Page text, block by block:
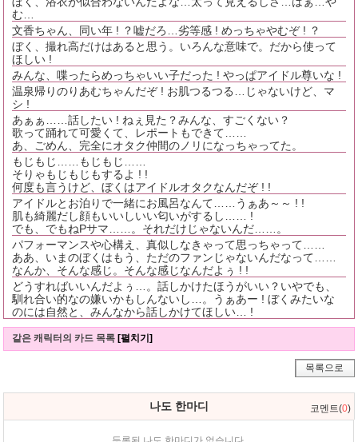
む…
文香ちゃん、同い年 ! ？嘘だろ…劣等感 ! めっちゃやむぞ ! ？
ぼく、撮れ高だけはあると思う。いろんな意味で。だから使って
ほしい !
みんな、喋ったらめっちゃいい子だった ! やっぱアイドル尊いな !
温泉帰りのりあむちゃんだぞ ! お肌つるつる…じゃないけど、マ
シ !
あぁぁ……話したい ! ねぇ見た？みんな、すごくない？
歌って踊れて可愛くて、レポートもできて……
あ、ごめん、完全にオタク仲間のノリになっちゃってた。
もじもじ……もじもじ……
そりゃもじもじもするよ ! !
何度も言うけど、ぼくはアイドルオタクなんだぞ ! !
アイドルとお泊りで一緒にお風呂なんて……うぁあ～～ ! !
肌も綺麗だし顔もいいしいい匂いがするし…… !
でも、でもねPサマ……。それだけじゃないんだ……。
パフォーマンスや心構え、真似しなきゃって思っちゃって……
ああ、いまのぼくはもう、ただのファンじゃないんだなって……
なんか、そんな感じ。そんな感じなんだよぅ ! !
どうすればいいんだよぅ…。話しかけたほうがいい？いやでも、
馴れ合い的なの嫌いかもしんないし…。うぁあー ! ぼくみたいな
のには自然と、みんなから話しかけてほしい… !
같은 캐릭터의 카드 목록[펼치기]
목록으로
나도 한마디 코멘트(0)